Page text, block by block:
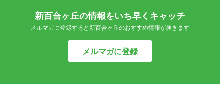
新百合ヶ丘の情報をいち早くキャッチ
メルマガに登録すると新百合ヶ丘のおすすめ情報が届きます
メルマガに登録